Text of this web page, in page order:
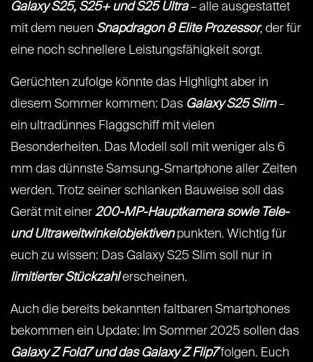
Galaxy S25, S25+ und S25 Ultra – alle ausgestattet
mit dem neuen Snapdragon 8 Elite Prozessor, der für
eine noch schnellere Leistungsfähigkeit sorgt.
Gerüchten zufolge könnte das Highlight aber in
diesem Sommer kommen: Das Galaxy S25 Slim–
ein ultradünnes Flaggschiff mit vielen
Besonderheiten. Das Modell soll mit weniger als 6
mm das dünnste Samsung-Smartphone aller Zeiten
werden. Trotz seiner schlanken Bauweise soll das
Gerät mit einer 200-MP-Hauptkamera sowie Tele-
und Ultraweitwinkelobjektiven punkten. Wichtig für
euch zu wissen: Das Galaxy S25 Slim soll nur in
limitierter Stückzahl erscheinen.
Auch die bereits bekannten faltbaren Smartphones
bekommen ein Update: Im Sommer 2025 sollen das
Galaxy Z Fold7 und das Galaxy Z Flip7 folgen. Euch